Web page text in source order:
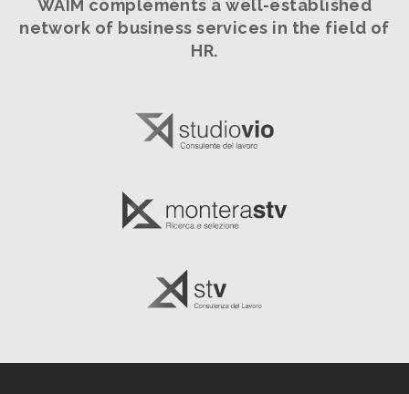
WAIM complements a well-established
network of business services in the field of
HR.